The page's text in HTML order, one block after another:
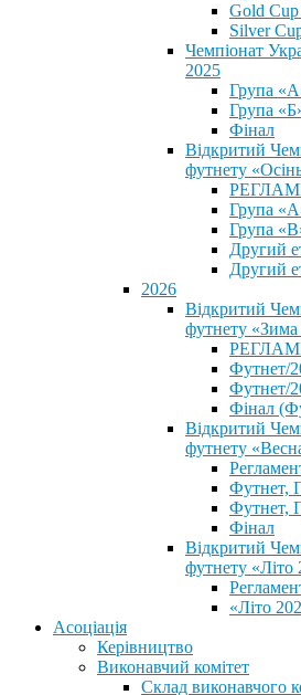
Gold
Silver
Чемпіонат
2025
Група
Група
Фінал
Відкритий
футнету
Група
Група
Другий
Другий
2026
Відкритий
футнету «Зима
Футнет/
Футнет/
Фінал
Відкритий
футнету
Футнет,
Футнет,
Фінал
Відкритий
футнету «Літо
«Літо
Асоціація
Керівництво
Виконавчий комітет
Склад виконавчого